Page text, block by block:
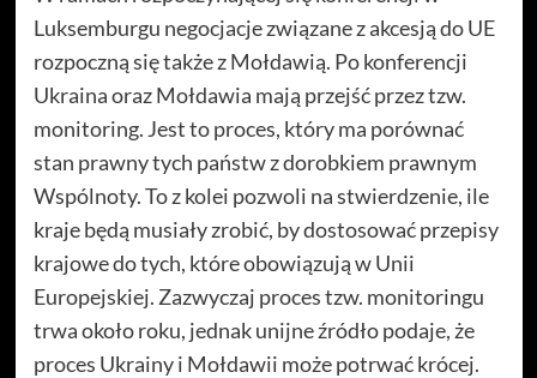
Luksemburgu negocjacje związane z akcesją do UE
rozpoczną się także z Mołdawią. Po konferencji
Ukraina oraz Mołdawia mają przejść przez tzw.
monitoring. Jest to proces, który ma porównać
stan prawny tych państw z dorobkiem prawnym
Wspólnoty. To z kolei pozwoli na stwierdzenie, ile
kraje będą musiały zrobić, by dostosować przepisy
krajowe do tych, które obowiązują w Unii
Europejskiej. Zazwyczaj proces tzw. monitoringu
trwa około roku, jednak unijne źródło podaje, że
proces Ukrainy i Mołdawii może potrwać krócej.